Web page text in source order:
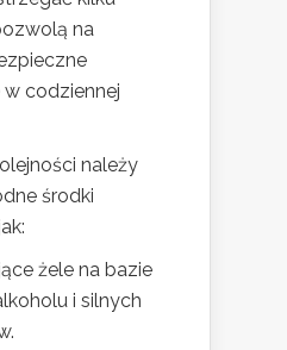
na
codziennej
należy
środki
żele na bazie
i silnych